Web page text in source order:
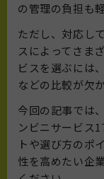
の管理の負担も
ただし、対応し
スによってさま
ビスを選ぶには
などの比較が欠
今回の記事では
ンビニサービス
トや選び方のポ
性を高めたい企